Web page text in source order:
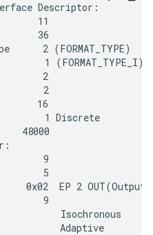
Descriptor:
11
36
2 (FORMAT_TYPE)
1 (FORMAT_TYPE_I)
2
2
16
1 Discrete
48000
9
5
0x02  EP 2 OUT(Output)
9
Isochronous
Adaptive